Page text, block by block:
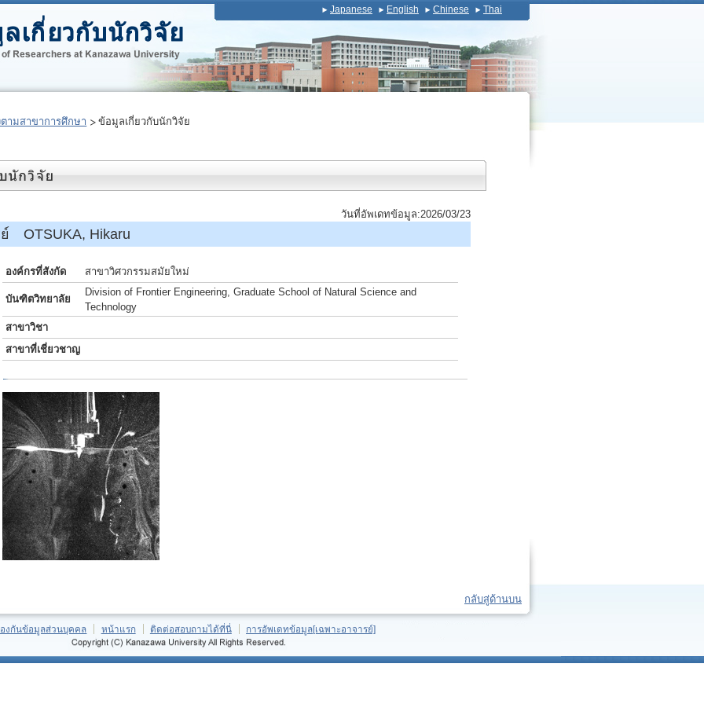
Japanese English Chinese Thai
ามสาขาการศึกษา ข้อมูลเกี่ยวกับนักวิจัย
วันที่อัพเดทข้อมูล:2026/03/23
OTSUKA, Hikaru
องค์กรที่สังกัด สาขาวิศวกรรมสมัยใหม่
บันฑิตวิทยาลัย
Division of Frontier Engineering, Graduate School of Natural Science and
Technology
สาขาวิชา
สาขาที่เชี่ยวชาญ
กลับสู่ด้านบน
งกันข้อมูลส่วนบุคคล หน้าแรก ติดต่อสอบถามได้ที่นี่ การอัพเดทข้อมูล[เฉพาะอาจารย์]